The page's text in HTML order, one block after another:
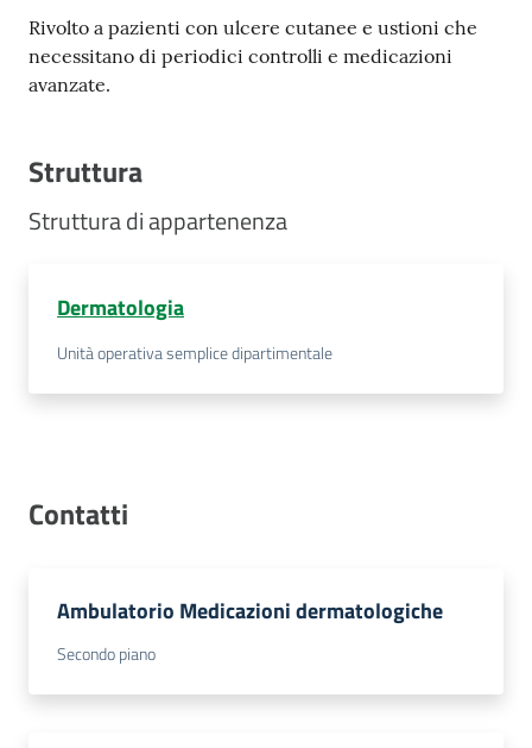
territorio
a
Piacenza
Salute
Scuole
ed Enti
Rivolto a pazienti con ulcere cutanee e ustioni che
necessitano di periodici controlli e medicazioni
avanzate.
Struttura
Struttura di appartenenza
Dermatologia
Unità operativa semplice dipartimentale
Contatti
Ambulatorio Medicazioni dermatologiche
Secondo piano